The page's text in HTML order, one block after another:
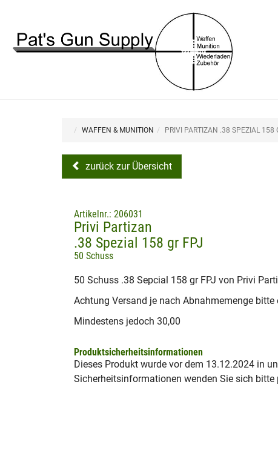
WAFFEN & MUNITION PRIVI PARTIZAN .38 SPEZIAL 158
zurück zur Übersicht
Artikelnr.: 206031
Privi Partizan
.38 Spezial 158 gr FPJ
50 Schuss
50 Schuss .38 Sepcial 158 gr FPJ von Privi
Achtung Versand je nach Abnahmemenge bitte
Mindestens jedoch 30,00 
Produktsicherheitsinformationen
Dieses Produkt wurde vor dem 13.12.2024 in
Sicherheitsinformationen wenden Sie sich bitte